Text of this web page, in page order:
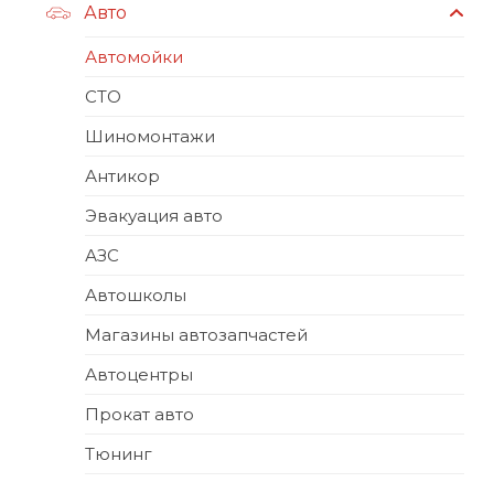
Авто
Автомойки
СТО
Шиномонтажи
Антикор
Эвакуация авто
АЗС
Автошколы
Магазины автозапчастей
Автоцентры
Прокат авто
Тюнинг